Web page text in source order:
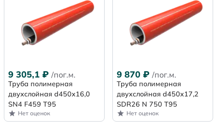
9 305,1 ₽ /пог.м.
Труба полимерная
двухслойная d450х16,0
SN4 F459 Т95
Нет оценок
9 870 ₽ /пог.м.
Труба полимерная
двухслойная d450x17,2
SDR26 N 750 Т95
Нет оценок